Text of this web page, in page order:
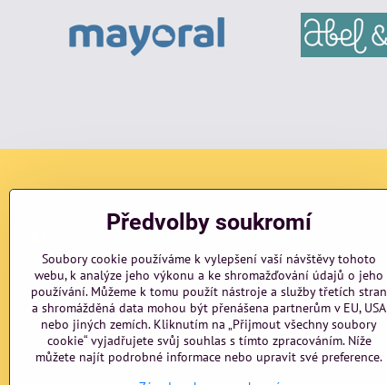
blog
Předvolby soukromí
Soubory cookie používáme k vylepšení vaší návštěvy tohoto
webu, k analýze jeho výkonu a ke shromažďování údajů o jeho
používání. Můžeme k tomu použít nástroje a služby třetích stran
a shromážděná data mohou být přenášena partnerům v EU, USA
nebo jiných zemích. Kliknutím na „Přijmout všechny soubory
cookie“ vyjadřujete svůj souhlas s tímto zpracováním. Níže
můžete najít podrobné informace nebo upravit své preference.